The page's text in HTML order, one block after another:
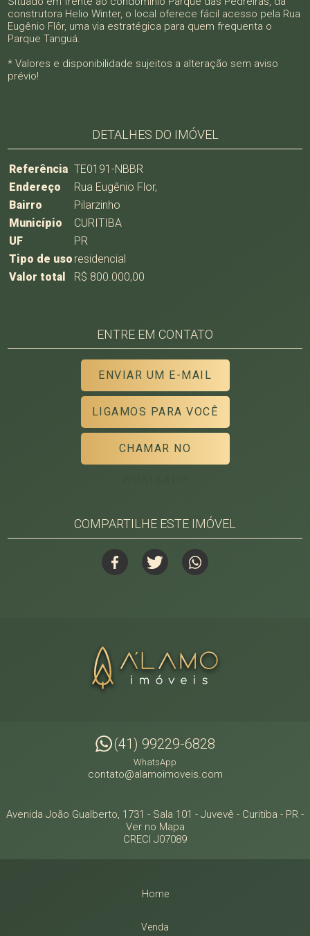
construtora Helio Winter, o local oferece fácil acesso pela Rua
Eugênio Flôr, uma via estratégica para quem frequenta o
Parque Tanguá.
* Valores e disponibilidade sujeitos a alteração sem aviso
prévio!
DETALHES DO IMÓVEL
Referência TE0191-NBBR
Endereço
Rua Eugênio Flor,
Bairro
Pilarzinho
Município
CURITIBA
UF
PR
Tipo de uso residencial
Valor total
R$ 800.000,00
ENTRE EM CONTATO
ENVIAR UM E-MAIL
LIGAMOS PARA VOCÊ
CHAMAR NO
COMPARTILHE ESTE IMÓVEL
(41) 99229-6828
WhatsApp
contato@alamoimoveis.com
Avenida João Gualberto, 1731 - Sala 101 - Juvevê - Curitiba - PR -
Ver no Mapa
CRECI J07089
Home
Venda